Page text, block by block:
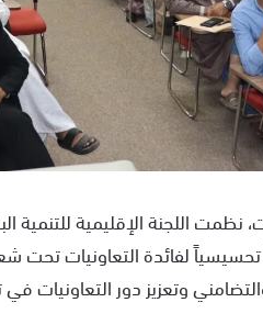
نظمت اللجنة الإقليمية
يوماً تحسيسياً لفائدة
وتعزيز دور التعاونيات في